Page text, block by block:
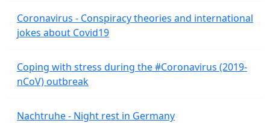
Coronavirus - Conspiracy theories and international
jokes about Covid19
Coping with stress during the #Coronavirus (2019-
nCoV) outbreak
Nachtruhe - Night rest in Germany